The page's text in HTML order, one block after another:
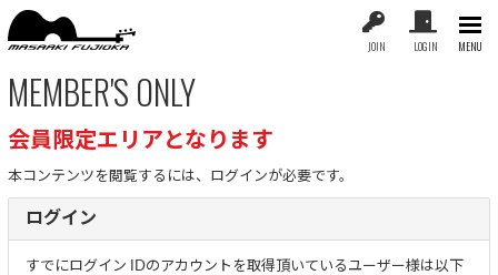
JOIN LOGIN MENU
MEMBER'S ONLY
会員限定エリアとなります
本コンテンツを閲覧するには、ログインが必要です。
ログイン
すでにログイン IDのアカウントを取得頂いているユーザー様は以下